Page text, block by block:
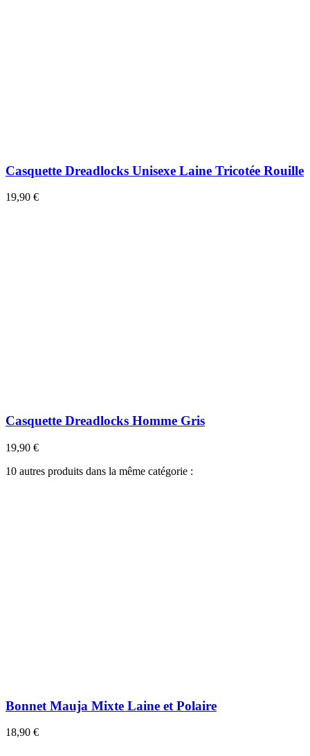
Casquette Dreadlocks Unisexe Laine Tricotée Rouille
19,90 €
Casquette Dreadlocks Homme Gris
19,90 €
10 autres produits dans la même catégorie :
Bonnet Mauja Mixte Laine et Polaire
18,90 €